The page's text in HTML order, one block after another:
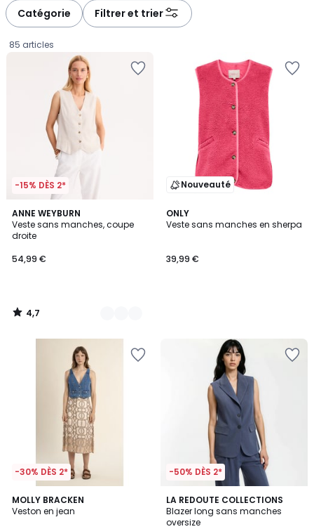
Catégorie Filtrer et trier
85 articles
-15% DÈS 2*
ANNE WEYBURN
Veste sans manches, coupe
droite
€.
54,99 €
4,7
/ 5
2
Couleurs
4,7
/
Nouveauté
ONLY
Veste sans manches en sherpa
39,99 €
-30% DÈS 2*
MOLLY BRACKEN
Veston en jean
-50% DÈS 2*
LA REDOUTE COLLECTIONS
Blazer long sans manches
oversize